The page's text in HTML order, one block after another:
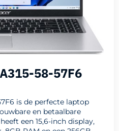
58-57F6
is de perfecte laptop
en betaalbare
een 15,6-inch display,